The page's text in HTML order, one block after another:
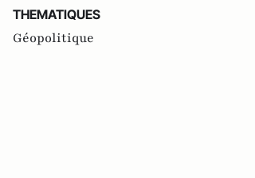
THEMATIQUES
Géopolitique